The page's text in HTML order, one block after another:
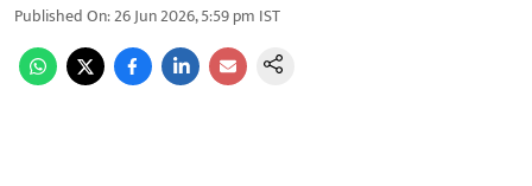
Published On:26 Jun 2026, 5:59 pm IST